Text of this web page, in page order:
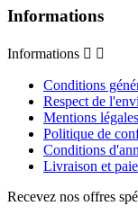
Informations
Informations  
Conditions
Respect de
Mentions légales
Politique de
Conditions
Livraison et
Recevez nos offres